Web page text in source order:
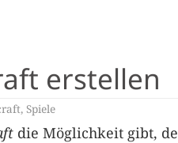
erstellen
, Spiele
die Möglichkeit gibt,